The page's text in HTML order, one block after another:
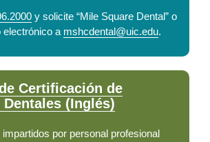
y solicite “Mile Square Dental” o
electrónico a mshcdental@uic.edu.
Certificación de
(Inglés)
por personal profesional